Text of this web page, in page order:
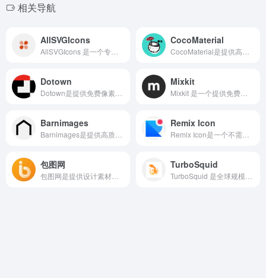
相关导航
AllSVGIcons CocoMaterial
Dotown Mixkit
Barnimages Remix Icon
包图网 TurboSquid